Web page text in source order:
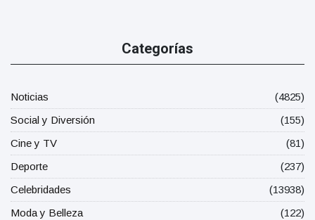
Categorías
Noticias
(4825)
Social y Diversión
(155)
Cine y TV
(81)
Deporte
(237)
Celebridades
(13938)
Moda y Belleza
(122)